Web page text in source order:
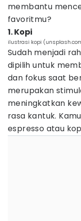
membantu
favoritmu?
1. Kopi
ilustrasi kopi
Sudah menjadi
dipilih untuk
dan fokus saat
merupakan
meningkatkan
rasa kantuk.
espresso atau